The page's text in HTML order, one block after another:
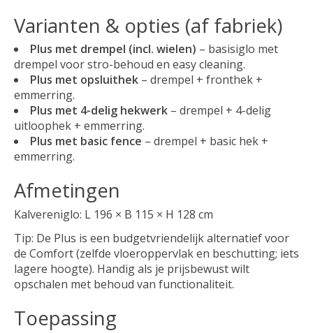
Varianten & opties (af fabriek)
Plus met drempel (incl. wielen) – basisiglo met
drempel voor stro-behoud en easy cleaning.
Plus met opsluithek – drempel + fronthek +
emmerring.
Plus met 4-delig hekwerk – drempel + 4-delig
uitloophek + emmerring.
Plus met basic fence – drempel + basic hek +
emmerring.
Afmetingen
Kalvereniglo: L 196 × B 115 × H 128 cm
Tip: De Plus is een budgetvriendelijk alternatief voor
de Comfort (zelfde vloeroppervlak en beschutting; iets
lagere hoogte). Handig als je prijsbewust wilt
opschalen met behoud van functionaliteit.
Toepassing